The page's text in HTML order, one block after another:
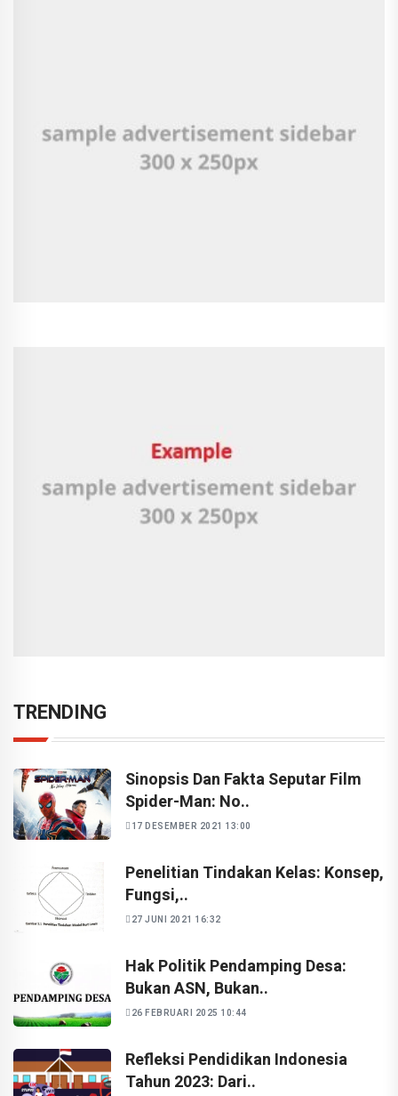
TRENDING
Sinopsis Dan Fakta Seputar Film
Spider-Man: No..
17 DESEMBER 2021 13:00
Penelitian Tindakan Kelas: Konsep,
Fungsi,..
27 JUNI 2021 16:32
Hak Politik Pendamping Desa:
Bukan ASN, Bukan..
26 FEBRUARI 2025 10:44
Refleksi Pendidikan Indonesia
Tahun 2023: Dari..